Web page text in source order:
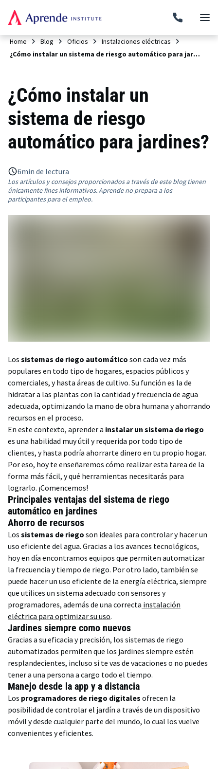
Home Blog Oficios
Instalaciones eléctricas
¿Cómo instalar un sistema de riesgo automático para jardines?
¿Cómo instalar un
sistema de riesgo
automático para jardines?
6min de lectura
Los artículos y consejos proporcionados a través de este blog tienen
únicamente fines informativos. Aprende no prepara a los
participantes para el empleo.
Los sistemas de riego automático son cada vez más
populares en todo tipo de hogares, espacios públicos y
comerciales, y hasta áreas de cultivo. Su función es la de
hidratar a las plantas con la cantidad y frecuencia de agua
adecuada, optimizando la mano de obra humana y ahorrando
recursos en el proceso.
En este contexto, aprender a instalar un sistema de riego
es una habilidad muy útil y requerida por todo tipo de
clientes, y hasta podría ahorrarte dinero en tu propio hogar.
Por eso, hoy te enseñaremos cómo realizar esta tarea de la
forma más fácil, y qué herramientas necesitarás para
lograrlo. ¡Comencemos!
Principales ventajas del sistema de riego
automático en jardines
Ahorro de recursos
Los sistemas de riego son ideales para controlar y hacer un
uso eficiente del agua. Gracias a los avances tecnológicos,
hoy en día encontramos equipos que permiten automatizar
la frecuencia y tiempo de riego. Por otro lado, también se
puede hacer un uso eficiente de la energía eléctrica, siempre
que utilices un sistema adecuado con sensores y
programadores, además de una correcta instalación
eléctrica para optimizar su uso.
Jardines siempre como nuevos
Gracias a su eficacia y precisión, los sistemas de riego
automatizados permiten que los jardines siempre estén
resplandecientes, incluso si te vas de vacaciones o no puedes
tener a una persona a cargo todo el tiempo.
Manejo desde la app y a distancia
Los programadores de riego digitales ofrecen la
posibilidad de controlar el jardín a través de un dispositivo
móvil y desde cualquier parte del mundo, lo cual los vuelve
convenientes y eficientes.